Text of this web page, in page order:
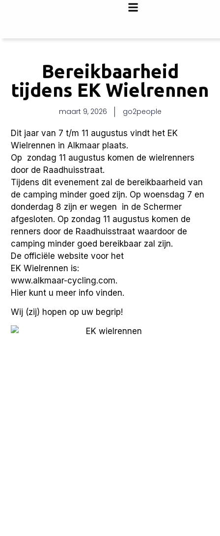
Bereikbaarheid
tijdens EK Wielrennen
maart 9, 2026 go2people
Dit jaar van 7 t/m 11 augustus vindt het EK
Wielrennen in Alkmaar plaats.
Op zondag 11 augustus komen de wielrenners
door de Raadhuisstraat.
Tijdens dit evenement zal de bereikbaarheid van
de camping minder goed zijn. Op woensdag 7 en
donderdag 8 zijn er wegen in de Schermer
afgesloten. Op zondag 11 augustus komen de
renners door de Raadhuisstraat waardoor de
camping minder goed bereikbaar zal zijn.
De officiële website voor het
EK Wielrennen is:
www.alkmaar-cycling.com.
Hier kunt u meer info vinden.
Wij (zij) hopen op uw begrip!